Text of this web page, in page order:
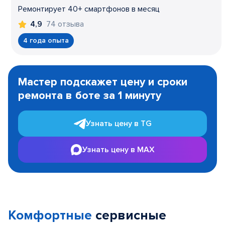
Ремонтирует 40+ смартфонов в месяц
4,9 74 отзыва
4 года опыта
1
Мастер подскажет цену и сроки
ремонта в боте за 1 минуту
Узнать цену в TG
Узнать цену в MAX
Комфортные сервисные